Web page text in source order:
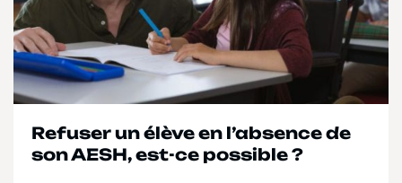
Refuser un élève en l’absence de
son AESH, est-ce possible ?